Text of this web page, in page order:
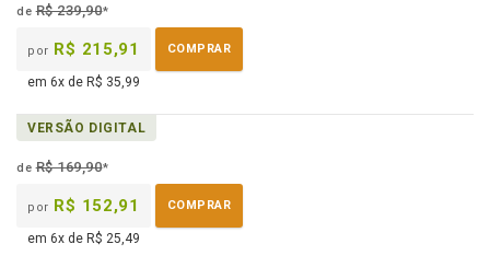
deR$ 239,90*
por R$ 215,91 COMPRAR
em 6x de R$ 35,99
VERSÃO DIGITAL
deR$ 169,90*
por R$ 152,91 COMPRAR
em 6x de R$ 25,49